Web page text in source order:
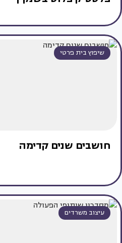
שיפוץ בית פרטי
חושבים שנים קדימה
עיצוב משרדים